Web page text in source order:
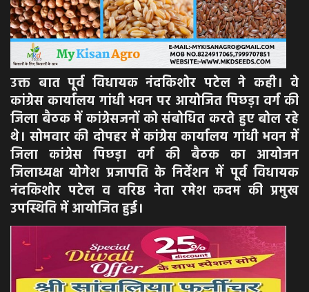
उक्त बात पूर्व विधायक नंदकिशोर पटेल ने कही। वे
कांग्रेस कार्यालय गांधी भवन पर आयोजित पिछड़ा वर्ग की
जिला बैठक में कांग्रेसजनों को संबोधित करते हुए बोल रहे
थे। सोमवार की दोपहर में कांग्रेस कार्यालय गांधी भवन में
जिला कांग्रेस पिछड़ा वर्ग की बैठक का आयोजन
जिलाध्यक्ष योगेश प्रजापति के निर्देशन में पूर्व विधायक
नंदकिशोर पटेल व वरिष्ठ नेता रमेश कदम की प्रमुख
उपस्थिति में आयोजित हुई।